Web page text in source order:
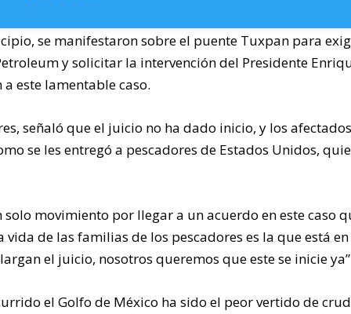
se manifestaron sobre el puente Tuxpan para
y solicitar la intervención del Presidente
este lamentable caso.
señaló que el juicio no ha dado inicio, y los
se les entregó a pescadores de Estados Unidos,
movimiento por llegar a un acuerdo en este caso
de las familias de los pescadores es la que está en
el juicio, nosotros queremos que este se inicie
el Golfo de México ha sido el peor vertido de